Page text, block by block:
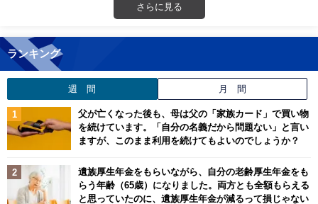
さらに見る
ランキング
週 間 月 間
父が亡くなった後も、母は父の「家族カード」で買い物
を続けています。「自分の名義だから問題ない」と言い
ますが、このまま利用を続けてもよいのでしょうか？
遺族厚生年金をもらいながら、自分の老齢厚生年金をも
らう年齢（65歳）になりました。両方とも全額もらえる
と思っていたのに、遺族厚生年金が減るって損じゃない